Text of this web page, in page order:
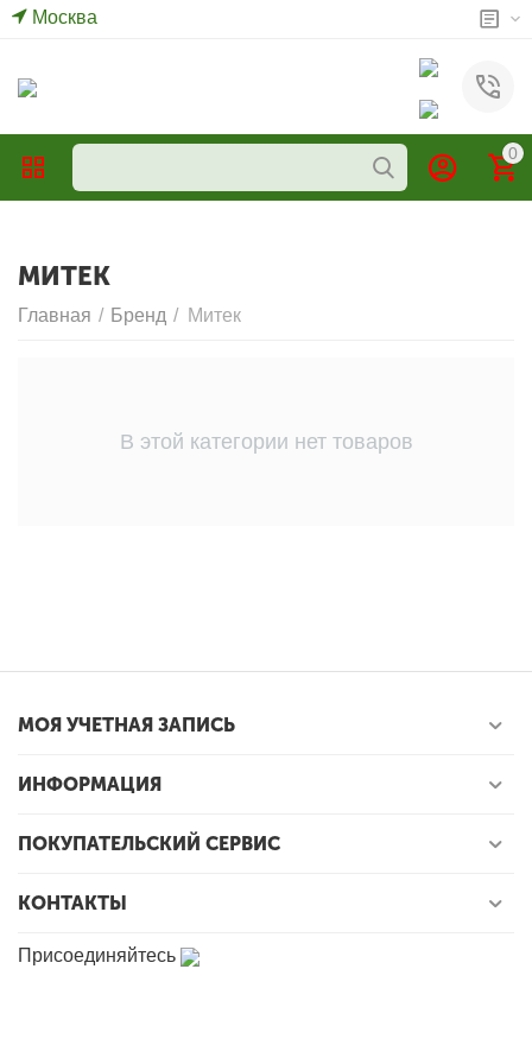
Москва
0
МИТЕК
Главная / Бренд / Митек
В этой категории нет товаров
МОЯ УЧЕТНАЯ ЗАПИСЬ
ИНФОРМАЦИЯ
ПОКУПАТЕЛЬСКИЙ СЕРВИС
КОНТАКТЫ
Присоединяйтесь